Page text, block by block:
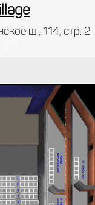
ш., 114, стр. 2